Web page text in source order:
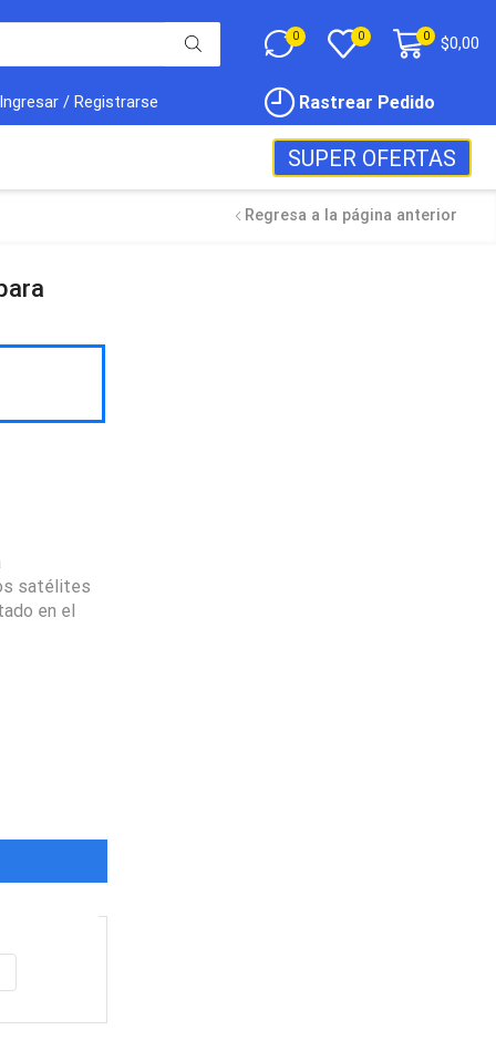
0 0 0 $0,00
Ingresar / Registrarse Rastrear Pedido
SUPER OFERTAS
Regresa a la página anterior
satélites
en el